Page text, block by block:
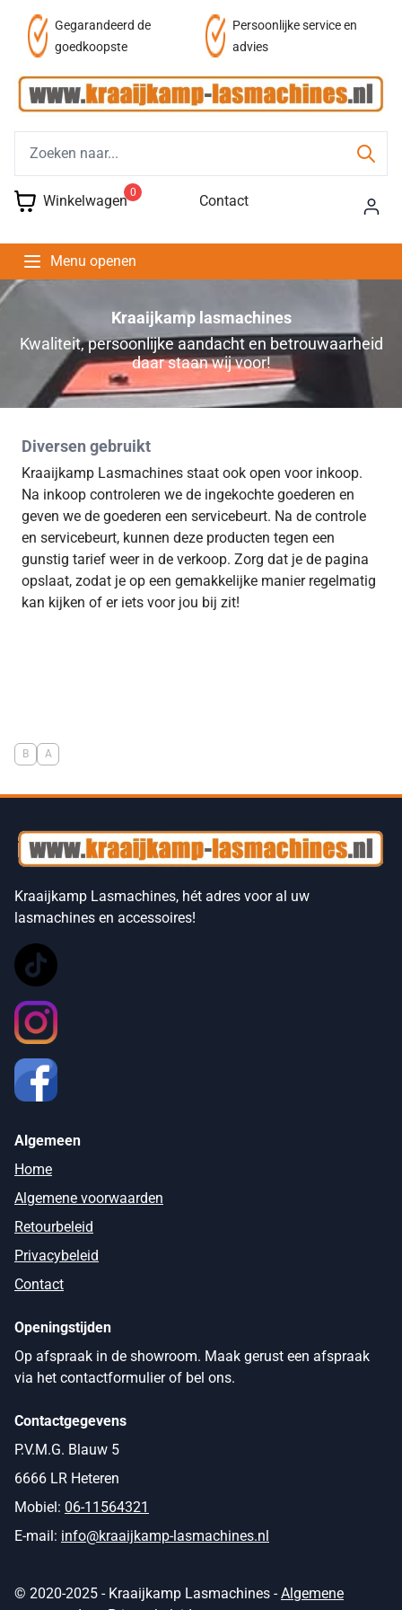
Gegarandeerd de
goedkoopste
Persoonlijke service en
advies
Winkelwagen 0 Contact
Menu openen
Kraaijkamp lasmachines
Kwaliteit, persoonlijke aandacht en betrouwaarheid
daar staan wij voor!
Diversen gebruikt
Kraaijkamp Lasmachines staat ook open voor inkoop.
Na inkoop controleren we de ingekochte goederen en
geven we de goederen een servicebeurt. Na de controle
en servicebeurt, kunnen deze producten tegen een
gunstig tarief weer in de verkoop. Zorg dat je de pagina
opslaat, zodat je op een gemakkelijke manier regelmatig
kan kijken of er iets voor jou bij zit!
B A
Kraaijkamp Lasmachines, hét adres voor al uw
lasmachines en accessoires!
Algemeen
Home
Algemene voorwaarden
Retourbeleid
Privacybeleid
Contact
Openingstijden
Op afspraak in de showroom. Maak gerust een afspraak
via het contactformulier of bel ons.
Contactgegevens
P.V.M.G. Blauw 5
6666 LR Heteren
Mobiel: 06-11564321
E-mail: info@kraaijkamp-lasmachines.nl
© 2020-2025 - Kraaijkamp Lasmachines -Algemene